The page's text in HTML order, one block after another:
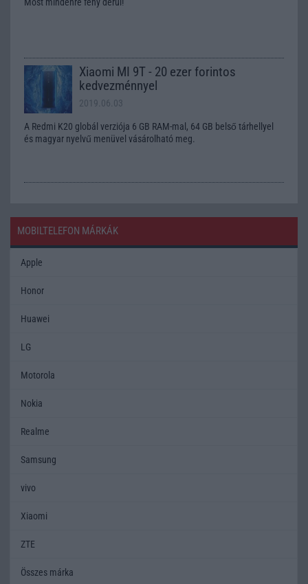
Xiaomi MI 9T - 20 ezer forintos
kedvezménnyel
2019.06.03
A Redmi K20 globál verziója 6 GB RAM-mal, 64 GB belső tárhellyel
és magyar nyelvű menüvel vásárolható meg.
MOBILTELEFON MÁRKÁK
Apple
Honor
Huawei
LG
Motorola
Nokia
Realme
Samsung
vivo
Xiaomi
ZTE
Összes márka